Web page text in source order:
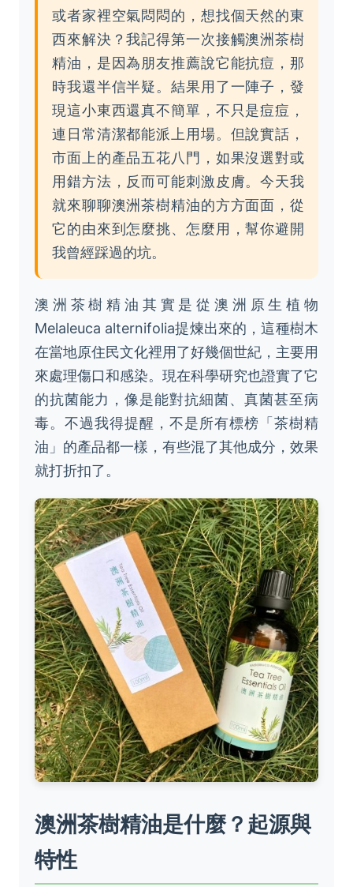
或者家裡空氣悶悶的，想找個天然的東
西來解決？我記得第一次接觸澳洲茶樹
精油，是因為朋友推薦說它能抗痘，那
時我還半信半疑。結果用了一陣子，發
現這小東西還真不簡單，不只是痘痘，
連日常清潔都能派上用場。但說實話，
市面上的產品五花八門，如果沒選對或
用錯方法，反而可能刺激皮膚。今天我
就來聊聊澳洲茶樹精油的方方面面，從
它的由來到怎麼挑、怎麼用，幫你避開
我曾經踩過的坑。
澳洲茶樹精油其實是從澳洲原生植物
Melaleuca alternifolia提煉出來的，這種樹木
在當地原住民文化裡用了好幾個世紀，主要用
來處理傷口和感染。現在科學研究也證實了它
的抗菌能力，像是能對抗細菌、真菌甚至病
毒。不過我得提醒，不是所有標榜「茶樹精
油」的產品都一樣，有些混了其他成分，效果
就打折扣了。
澳洲茶樹精油是什麼？起源與
特性